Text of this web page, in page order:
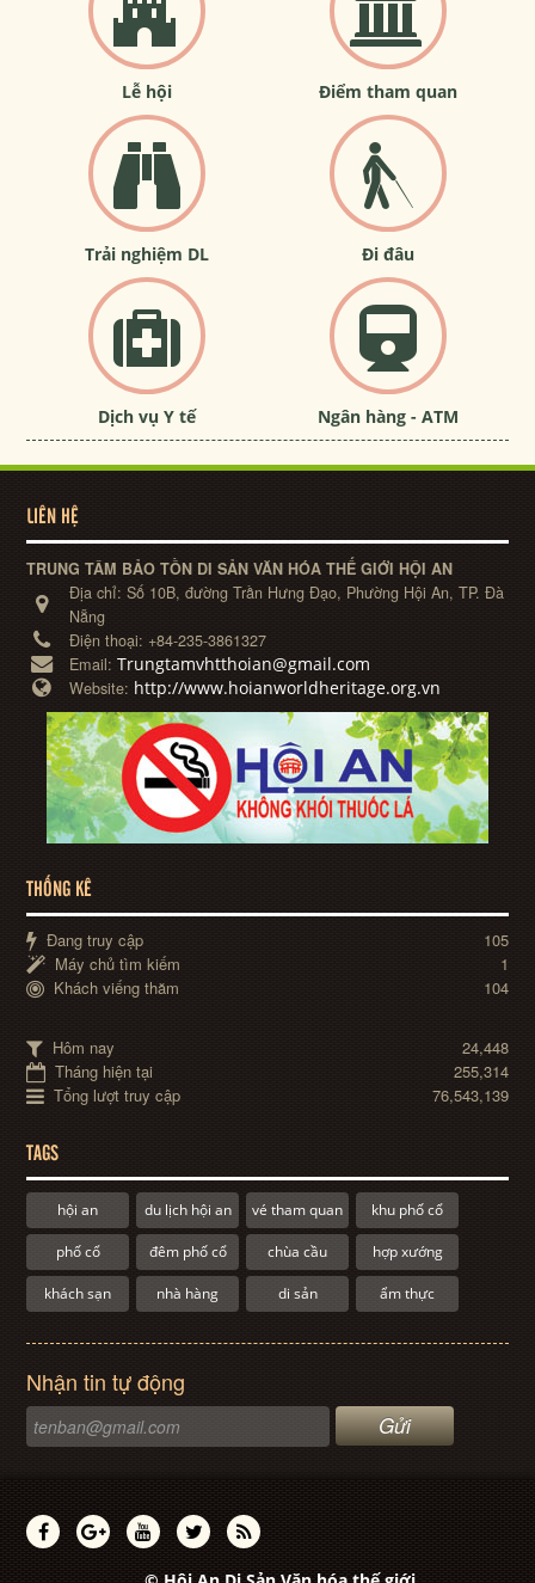
Lễ hội Điểm tham quan
Trải nghiệm DL Đi đâu
Dịch vụ Y tế Ngân hàng - ATM
LIÊN HỆ
TRUNG TÂM BẢO TỒN DI SẢN VĂN HÓA THẾ GIỚI HỘI AN
Địa chỉ:Số 10B, đường Trần Hưng Đạo, Phường Hội An, TP. Đà
Nẵng
Điện thoại: +84-235-3861327
Email:Trungtamvhtthoian@gmail.com
Website: http://www.hoianworldheritage.org.vn
THỐNG KÊ
Đang truy cập
105
Máy chủ tìm kiếm
1
Khách viếng thăm
104
Hôm nay
24,448
Tháng hiện tại
255,314
Tổng lượt truy cập
76,543,139
TAGS
hội an du lịch hội an vé tham quan khu phố cổ
phố cổ đêm phố cổ chùa cầu hợp xướng
khách sạn nhà hàng di sản ẩm thực
Nhận tin tự động